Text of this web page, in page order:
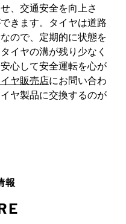
、交通安全を向上さ
きます。タイヤは道路
ので、定期的に状態を
イヤの溝が残り少なく
心して安全運転を心が
ヤ販売店にお問い合わ
ヤ製品に交換するのが
報